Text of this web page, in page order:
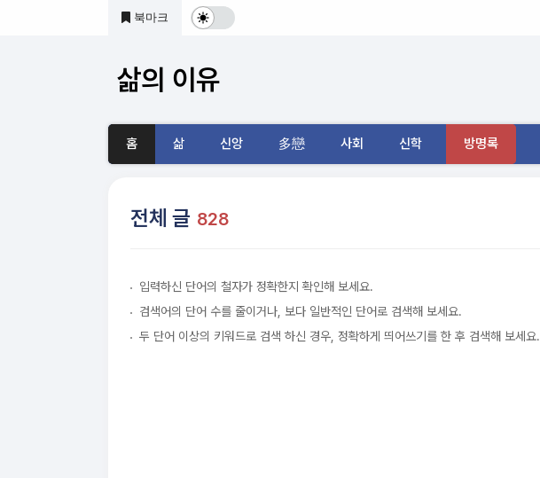
북마크 다
기
드
환
삶의 이유
홈 삶 신앙 多戀 사회 신학 방명록
전체 글 828
입력하신 단어의 철자가 정확한지 확인해 보세요.
검색어의 단어 수를 줄이거나, 보다 일반적인 단어로 검색해 보세요.
두 단어 이상의 키워드로 검색 하신 경우, 정확하게 띄어쓰기를 한 후 검색해 보세요.